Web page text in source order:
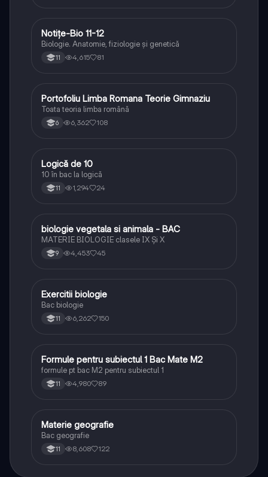
Biologie
Notițe-Bio 11-12
Biologie. Anatomie, fiziologie și genetică
11 4,615 81
Limba și literatura română
Portofoliu Limba Romana Teorie Gimnaziu
Toata teoria limba română
6 6,362 108
Logică
Logică de 10
10 în bac la logică
11 1,294 24
Biologie
biologie vegetala si animala - BAC
MATERIE BIOLOGIE clasele IX Şi X
9 4,453 45
Biologie
Exercitii biologie
Bac biologie
11 6,262 150
Matematică
Formule pentru subiectul 1 Bac Mate M2
formule pt bac M2 pentru subiectul 1
11 4,980 89
Geografie
Materie geografie
Bac geografie
11 8,608 122